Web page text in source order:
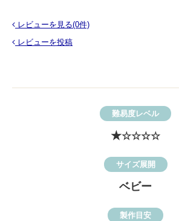
レビューを見る(0件)
レビューを投稿
難易度レベル
★☆☆☆☆
サイズ展開
ベビー
製作目安